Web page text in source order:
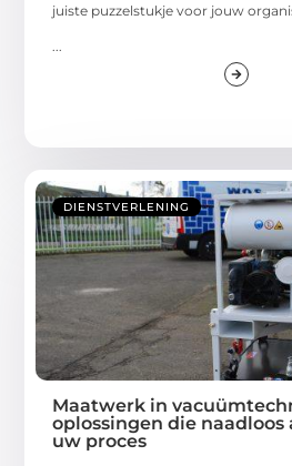
juiste puzzelstukje voor jouw
DIENSTVERLENING
Maatwerk in
oplossingen die naadloos
uw proces